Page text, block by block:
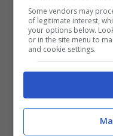
Emanuela Tittocchia
minuto fa dal
Instagram.
Some vendors may
of legitimate interest,
your options below.
or in the site menu to
and cookie settings.